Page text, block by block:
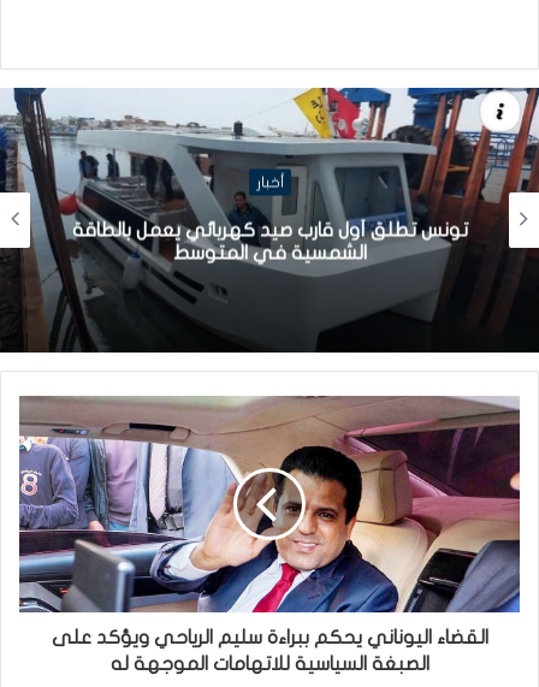
أخبار
تونس تطلق أول قارب صيد كهربائي يعمل بالطاقة
الشمسية في المتوسط
القضاء اليوناني يحكم ببراءة سليم الرياحي ويؤكد على
الصبغة السياسية للاتهامات الموجهة له